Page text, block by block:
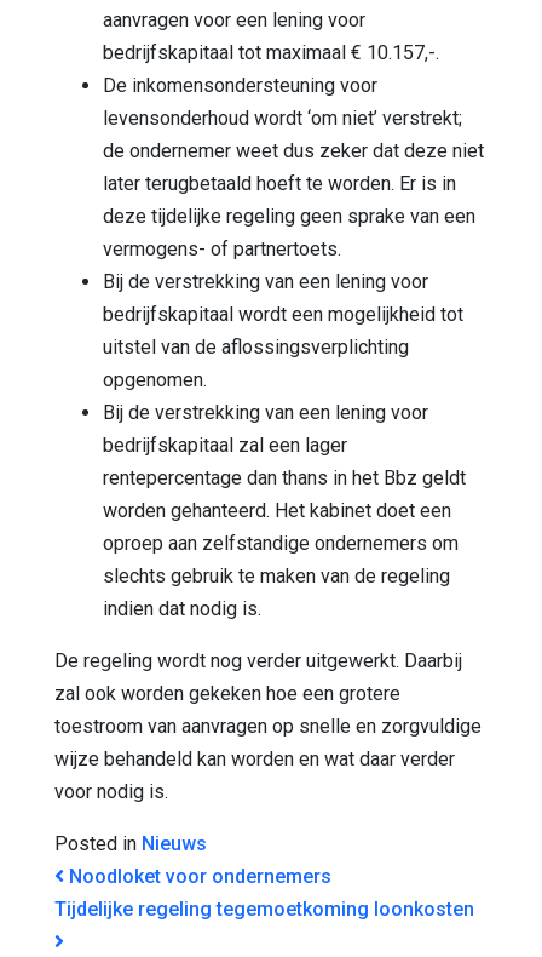
aanvragen voor een lening voor
bedrijfskapitaal tot maximaal € 10.157,-.
De inkomensondersteuning voor
levensonderhoud wordt ‘om niet’ verstrekt;
de ondernemer weet dus zeker dat deze niet
later terugbetaald hoeft te worden. Er is in
deze tijdelijke regeling geen sprake van een
vermogens- of partnertoets.
Bij de verstrekking van een lening voor
bedrijfskapitaal wordt een mogelijkheid tot
uitstel van de aflossingsverplichting
opgenomen.
Bij de verstrekking van een lening voor
bedrijfskapitaal zal een lager
rentepercentage dan thans in het Bbz geldt
worden gehanteerd. Het kabinet doet een
oproep aan zelfstandige ondernemers om
slechts gebruik te maken van de regeling
indien dat nodig is.
De regeling wordt nog verder uitgewerkt. Daarbij
zal ook worden gekeken hoe een grotere
toestroom van aanvragen op snelle en zorgvuldige
wijze behandeld kan worden en wat daar verder
voor nodig is.
Posted in Nieuws
BERICHT NAVIGATIE
Noodloket voor ondernemers
Tijdelijke regeling tegemoetkoming loonkosten